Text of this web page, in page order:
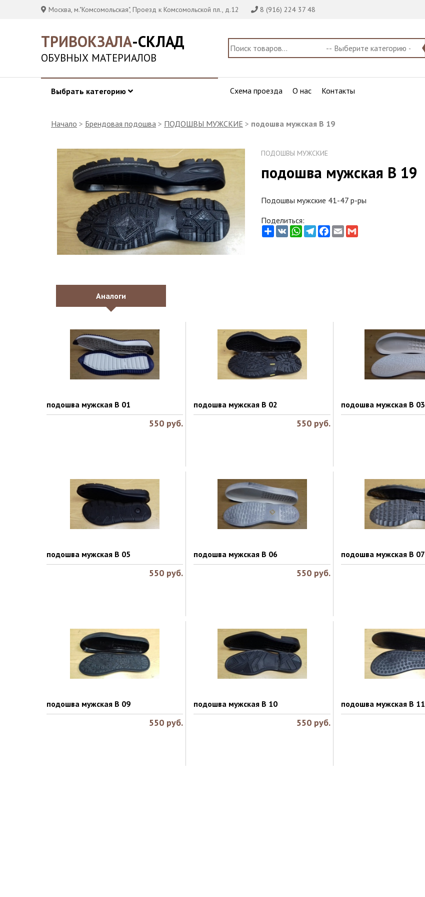
Москва, м."Комсомольская", Проезд к Комсомольской пл., д.12 8 (916) 224 37 48
ТРИВОКЗАЛА-СКЛАД
ОБУВНЫХ МАТЕРИАЛОВ
Выбрать категорию Схема проезда О нас Контакты
Начало > Брендовая подошва > ПОДОШВЫ МУЖСКИЕ > подошва мужская В 19
ПОДОШВЫ МУЖСКИЕ
подошва мужская В 19
Подошвы мужские 41-47 р-ры
Поделиться:
ShareVK WhatsApp
Telegram
Facebook
EmailGmail
Аналоги
подошва мужская B 01
550 руб.
подошва мужская B 02
550 руб.
подошва мужская B 03
подошва мужская B 05
550 руб.
подошва мужская B 06
550 руб.
подошва мужская B 07
подошва мужская B 09
550 руб.
подошва мужская B 10
550 руб.
подошва мужская В 11